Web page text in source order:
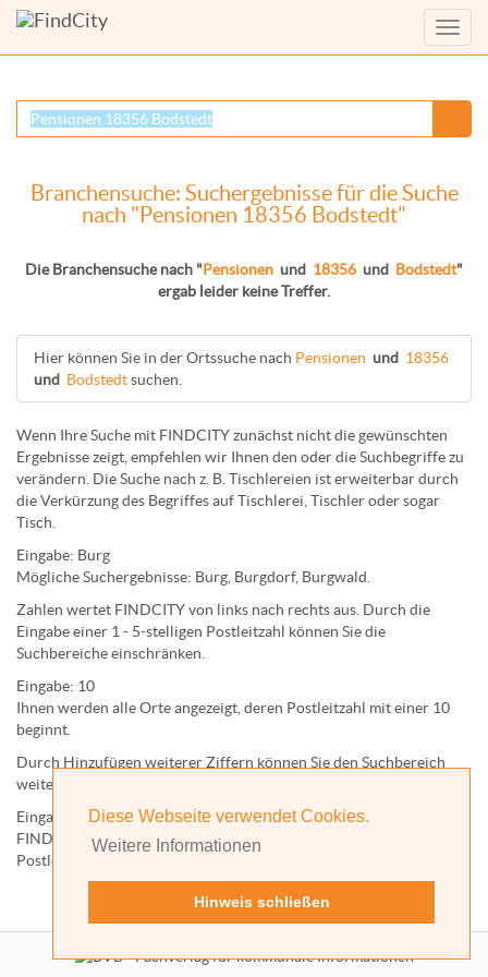
Diese Webseite verwendet Cookies.
Weitere Informationen
Hinweis schließen
Menü
Branchensuche: Suchergebnisse für die Suche
nach "Pensionen 18356 Bodstedt"
Die Branchensuche nach "Pensionen und 18356 und Bodstedt"
ergab leider keine Treffer.
Hier können Sie in der Ortssuche nach Pensionen und 18356
und Bodstedtsuchen.
Wenn Ihre Suche mit FINDCITY zunächst nicht die gewünschten
Ergebnisse zeigt, empfehlen wir Ihnen den oder die Suchbegriffe zu
verändern. Die Suche nach z. B. Tischlereien ist erweiterbar durch
die Verkürzung des Begriffes aufTischlerei Tischleroder sogar
Tisch
Eingabe: Burg
Mögliche Suchergebnisse: Burg Burgdorf, Burgwald.
Zahlen wertet FINDCITY von links nach rechts aus. Durch die
Eingabe einer 1 - 5-stelligen Postleitzahl können Sie die
Suchbereiche einschränken.
Eingabe: 10
Ihnen werden alle Orteangezeigt, deren Postleitzahl mit einer 10
beginnt.
Durch Hinzufügen weiterer Ziffern können Sie den Suchbereich
weiter einschränken.
Eingabe:
10585
FINDCITY präsentiert Ihnen ausschließlich die zu dieser
Postleitzahl gehörende Kommune; in diesem Fall Berlin.